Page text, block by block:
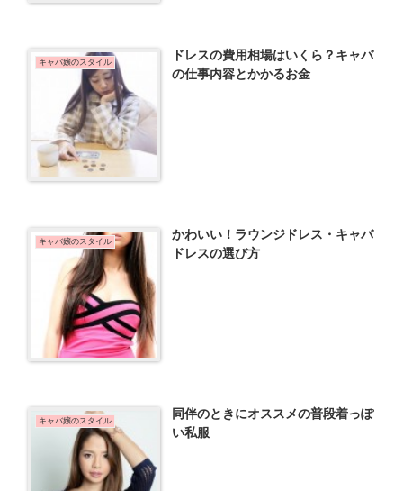
キャバ嬢のスタイル
ドレスの費用相場はいくら？キャバ
の仕事内容とかかるお金
キャバ嬢のスタイル
かわいい！ラウンジドレス・キャバ
ドレスの選び方
キャバ嬢のスタイル
同伴のときにオススメの普段着っぽ
い私服